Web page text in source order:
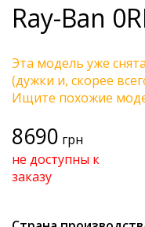
Ray-Ban
Эта модель уже
(дужки и, скорее
Ищите похожие
8690 грн
не доступны к
заказу